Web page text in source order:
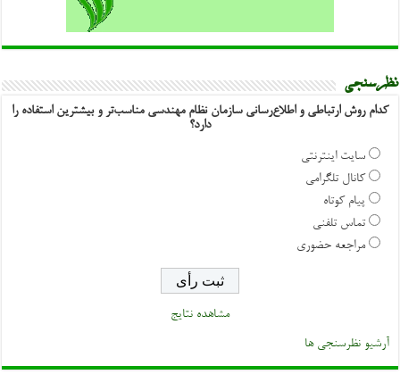
نظرسنجی
کدام روش ارتباطی و اطلاع‌رسانی سازمان نظام مهندسی مناسب‌تر و بیشترین استفاده را
دارد؟
سایت اینترنتی
کانال تلگرامی
پیام کوتاه
تماس تلفنی
مراجعه حضوری
مشاهده نتایج
آرشیو نظرسنجی ها